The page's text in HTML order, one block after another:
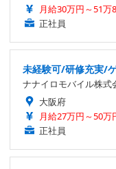
月給30万円～51万
正社員
未経験可/研修充実/
ナナイロモバイル株式
大阪府
月給27万円～50万
正社員